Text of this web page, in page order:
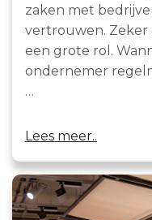
zaken met
vertrouwen. Zeker
een grote rol.
ondernemer
…
Lees meer..